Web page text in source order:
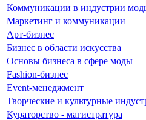
Коммуникации в индустрии
Маркетинг и коммуникации
Арт-бизнес
Бизнес в области искусства
Основы бизнеса в сфере моды
Fashion-бизнес
Event-менеджмент
Творческие и культурные
Кураторство - магистратура